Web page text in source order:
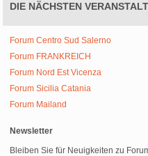
DIE NÄCHSTEN
Forum Centro Sud Salerno
Forum FRANKREICH
Forum Nord Est Vicenza
Forum Sicilia Catania
Forum Mailand
Newsletter
Bleiben Sie für Neuigkeiten zu